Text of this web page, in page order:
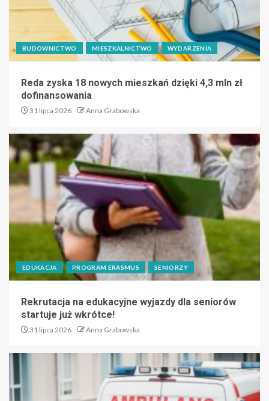
BUDOWNICTWO MIESZKALNICTWO WYDARZENIA
Reda zyska 18 nowych mieszkań dzięki 4,3 mln zł
dofinansowania
31 lipca 2026 Anna Grabowska
EDUKACJA PROGRAM ERASMUS SENIORZY
Rekrutacja na edukacyjne wyjazdy dla seniorów
startuje już wkrótce!
31 lipca 2026 Anna Grabowska